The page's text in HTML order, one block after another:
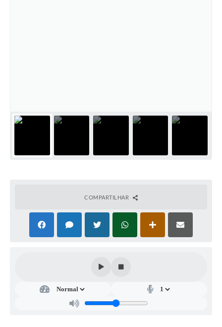
A Nossa Cidade
Notícias
Galeria de Vídeos
COMPARTILHAR